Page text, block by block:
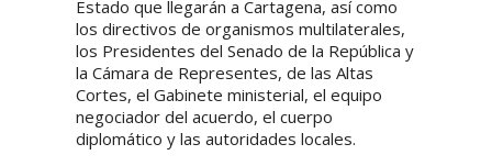
Estado que llegarán a Cartagena, así como
los directivos de organismos multilaterales,
los Presidentes del Senado de la República y
la Cámara de Representes, de las Altas
Cortes, el Gabinete ministerial, el equipo
negociador del acuerdo, el cuerpo
diplomático y las autoridades locales.